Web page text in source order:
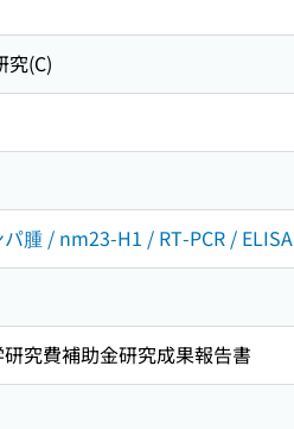
究(C)
腫 / nm23-H1 / RT-PCR / ELISA
究費補助金研究成果報告書